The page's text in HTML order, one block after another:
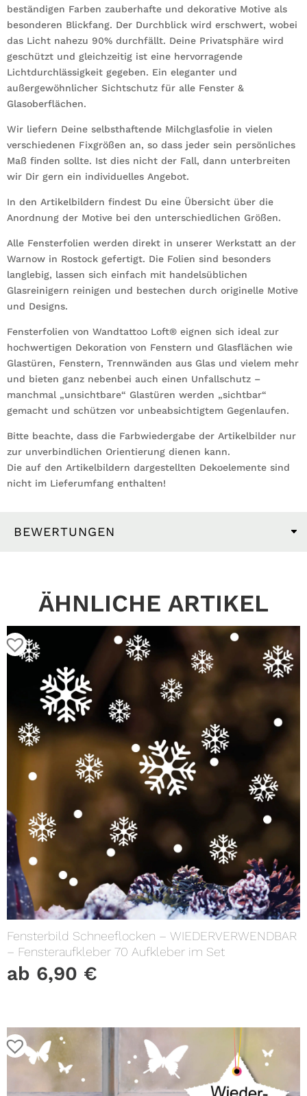
beständigen Farben zauberhafte und dekorative Motive als
besonderen Blickfang. Der Durchblick wird erschwert, wobei
das Licht nahezu 90% durchfällt. Deine Privatsphäre wird
geschützt und gleichzeitig ist eine hervorragende
Lichtdurchlässigkeit gegeben. Ein eleganter und
außergewöhnlicher Sichtschutz für alle Fenster &
Glasoberflächen.
Wir liefern Deine selbsthaftende Milchglasfolie in vielen
verschiedenen Fixgrößen an, so dass jeder sein persönliches
Maß finden sollte. Ist dies nicht der Fall, dann unterbreiten
wir Dir gern ein individuelles Angebot.
In den Artikelbildern findest Du eine Übersicht über die
Anordnung der Motive bei den unterschiedlichen Größen.
Alle Fensterfolien werden direkt in unserer Werkstatt an der
Warnow in Rostock gefertigt. Die Folien sind besonders
langlebig, lassen sich einfach mit handelsüblichen
Glasreinigern reinigen und bestechen durch originelle Motive
und Designs.
Fensterfolien von Wandtattoo Loft® eignen sich ideal zur
hochwertigen Dekoration von Fenstern und Glasflächen wie
Glastüren, Fenstern, Trennwänden aus Glas und vielem mehr
und bieten ganz nebenbei auch einen Unfallschutz –
manchmal „unsichtbare“ Glastüren werden „sichtbar“
gemacht und schützen vor unbeabsichtigtem Gegenlaufen.
Bitte beachte, dass die Farbwiedergabe der Artikelbilder nur
zur unverbindlichen Orientierung dienen kann.
Die auf den Artikelbildern dargestellten Dekoelemente sind
nicht im Lieferumfang enthalten!
BEWERTUNGEN
ÄHNLICHE ARTIKEL
Fensterbild Schneeflocken – WIEDERVERWENDBAR
– Fensteraufkleber 70 Aufkleber im Set
ab 6,90 €